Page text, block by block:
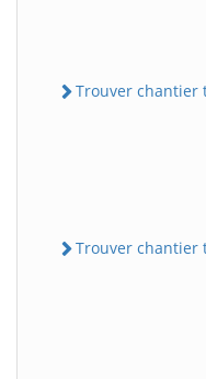
Trouver chantier
Trouver chantier